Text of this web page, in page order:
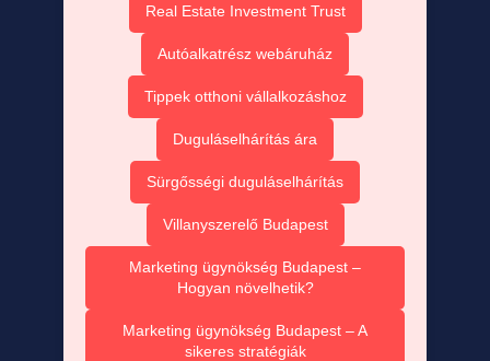
Real Estate Investment Trust
Autóalkatrész webáruház
Tippek otthoni vállalkozáshoz
Duguláselhárítás ára
Sürgősségi duguláselhárítás
Villanyszerelő Budapest
Marketing ügynökség Budapest –
Hogyan növelhetik?
Marketing ügynökség Budapest – A
sikeres stratégiák